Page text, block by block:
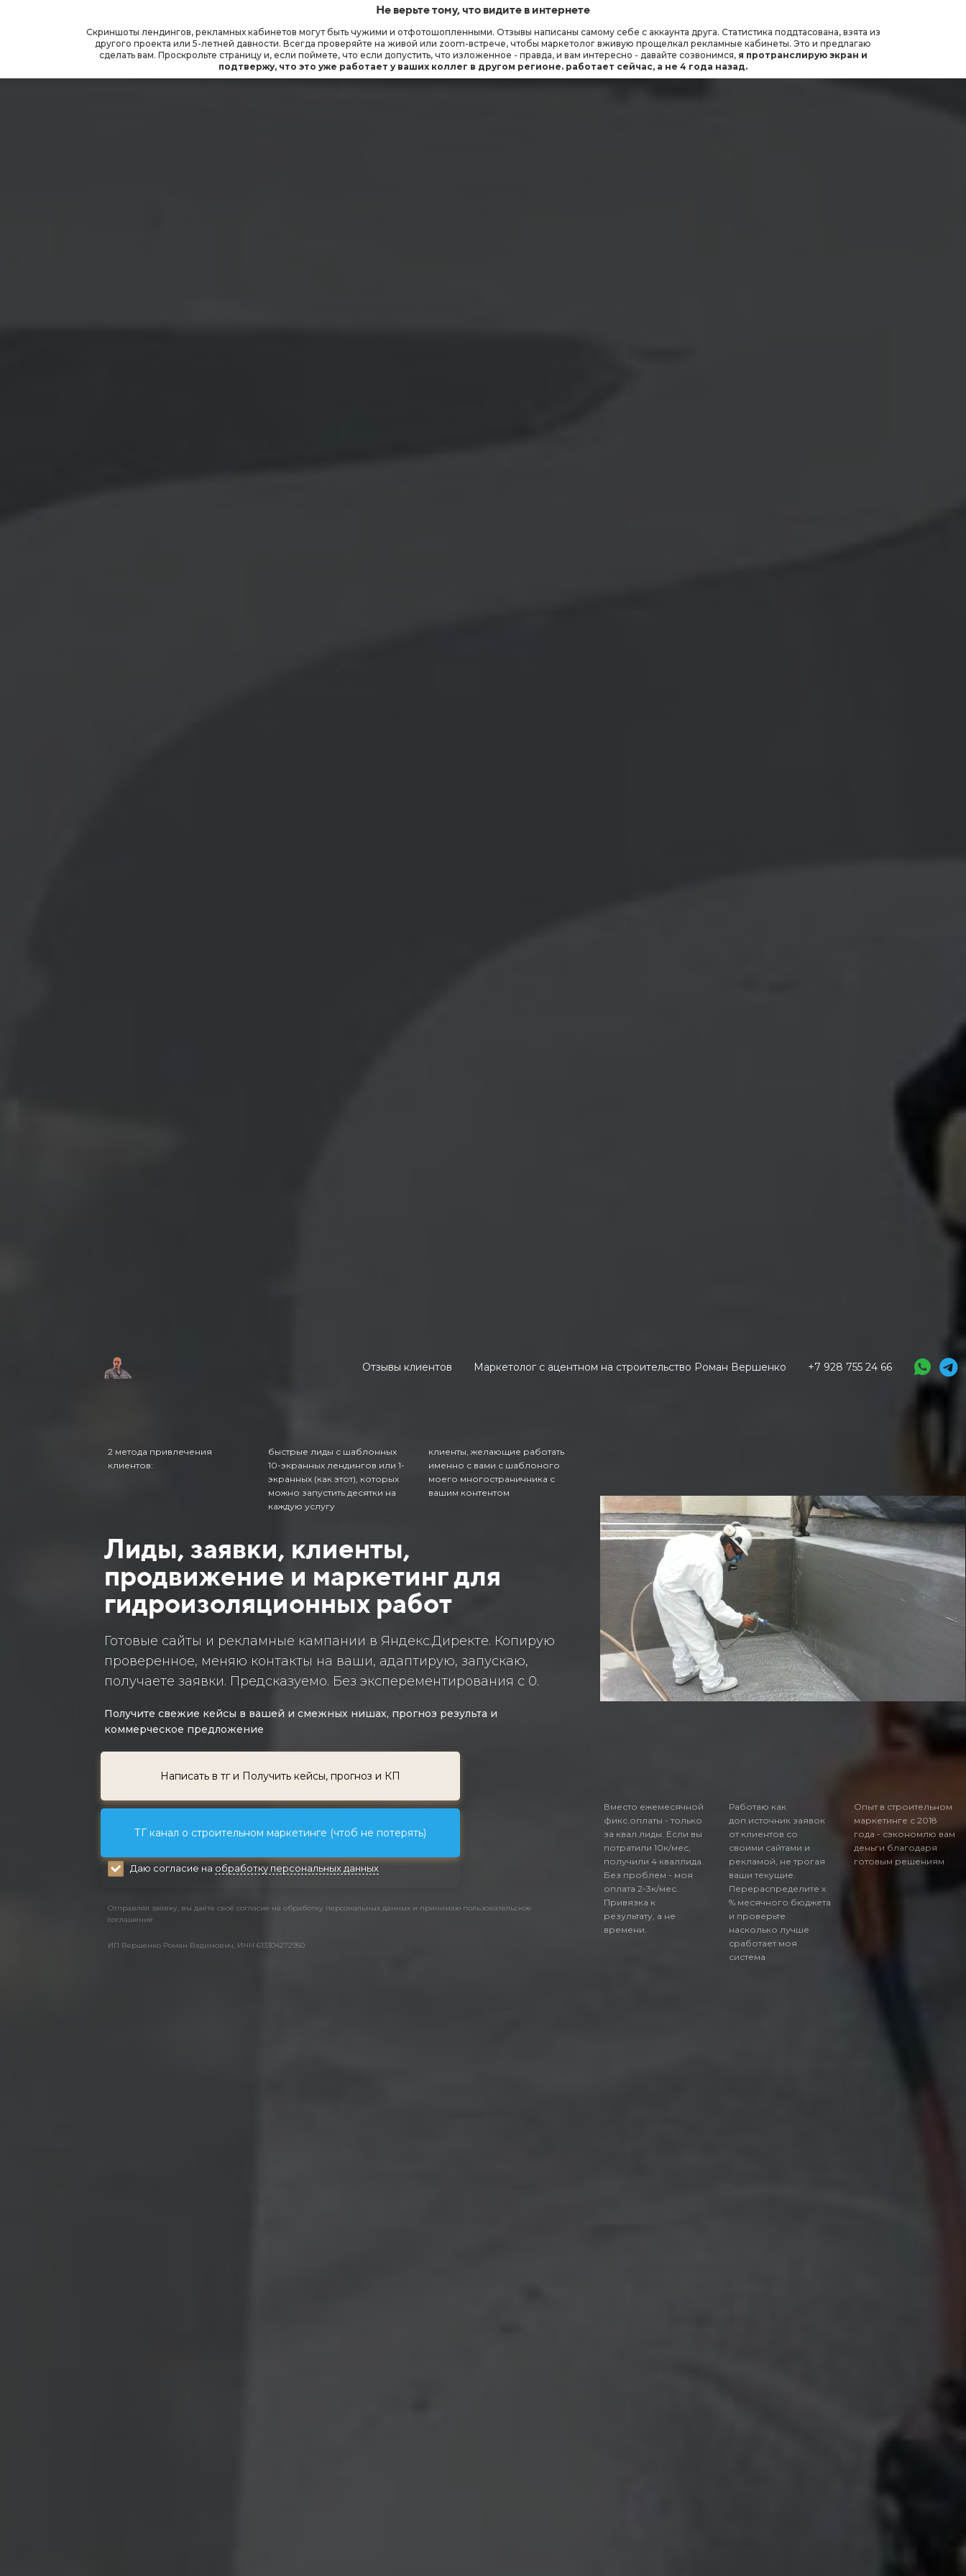
Не верьте тому, что видите в интернете
Скриншоты лендингов, рекламных кабинетов могут быть чужими и отфотошопленными. Отзывы написаны самому себе с аккаунта друга. Статистика поддтасована, взята из
другого проекта или 5-летней давности. Всегда проверяйте на живой или zoom-встрече, чтобы маркетолог вживую прощелкал рекламные кабинеты. Это и предлагаю
сделать вам. Проскрольте страницу и, если поймете, что если допустить, что изложенное - правда, и вам интересно - давайте созвонимся, я протранслирую экран и
подтвержу, что это уже работает у ваших коллег в другом регионе. работает сейчас, а не 4 года назад.
Отзывы клиентов Маркетолог с ацентном на строительство Роман Вершенко +7 928 755 24 66
2 метода привлечения
клиентов:
быстрые лиды с шаблонных
10-экранных лендингов или 1-
экранных (как этот), которых
можно запустить десятки на
каждую услугу
клиенты, желающие работать
именно с вами с шаблоного
моего многостраничника с
вашим контентом
Лиды, заявки, клиенты,
продвижение и маркетинг для
гидроизоляционных работ
Готовые сайты и рекламные кампании в Яндекс.Директе. Копирую
проверенное, меняю контакты на ваши, адаптирую, запускаю,
получаете заявки. Предсказуемо. Без эксперементирования с 0.
Получите свежие кейсы в вашей и смежных нишах, прогноз результа и
коммерческое предложение
Написать в тг и Получить кейсы, прогноз и КП
ТГ канал о строительном маркетинге (чтоб не потерять)
Даю согласие на обработку персональных данных
Отправляя заявку, вы даёте своё согласие на обработку персональных данных и принимаю пользовательское
соглашение
ИП Вершенко Роман Вадимович, ИНН 613304272950
Вместо ежемесячной
фикс.оплаты - только
за квал.лиды. Если вы
потратили 10к/мес,
получили 4 кваллида.
Без проблем - моя
оплата 2-3к/мес.
Привязка к
результату, а не
времени.
Работаю как
доп.источник заявок
от клиентов со
своими сайтами и
рекламой, не трогая
ваши текущие.
Перераспределите х
% месячного бюджета
и проверьте
насколько лучше
сработает моя
система
Опыт в строительном
маркетинге с 2018
года - сэкономлю вам
деньги благодаря
готовым решениям